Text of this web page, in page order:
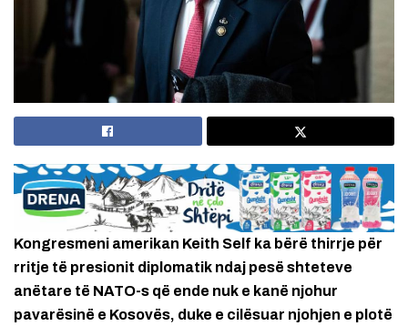
Kongresmeni amerikan Keith Self ka bërë thirrje për
rritje të presionit diplomatik ndaj pesë shteteve
anëtare të NATO-s që ende nuk e kanë njohur
pavarësinë e Kosovës, duke e cilësuar njohjen e plotë